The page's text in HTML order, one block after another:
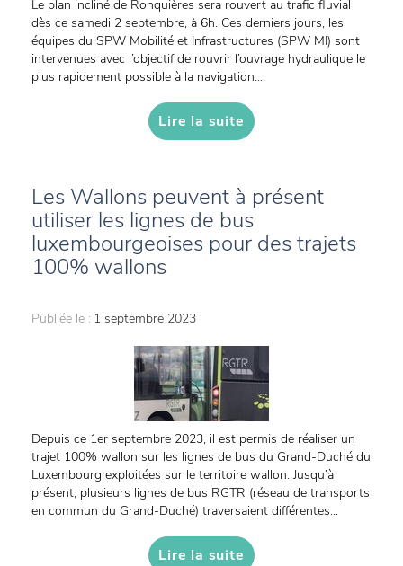
Le plan incliné de Ronquières sera rouvert au trafic fluvial
dès ce samedi 2 septembre, à 6h. Ces derniers jours, les
équipes du SPW Mobilité et Infrastructures (SPW MI) sont
intervenues avec l’objectif de rouvrir l’ouvrage hydraulique le
plus rapidement possible à la navigation....
Lire la suite
Les Wallons peuvent à présent
utiliser les lignes de bus
luxembourgeoises pour des trajets
100% wallons
Publiée le : 1 septembre 2023
Depuis ce 1er septembre 2023, il est permis de réaliser un
trajet 100% wallon sur les lignes de bus du Grand-Duché du
Luxembourg exploitées sur le territoire wallon. Jusqu’à
présent, plusieurs lignes de bus RGTR (réseau de transports
en commun du Grand-Duché) traversaient différentes...
Lire la suite